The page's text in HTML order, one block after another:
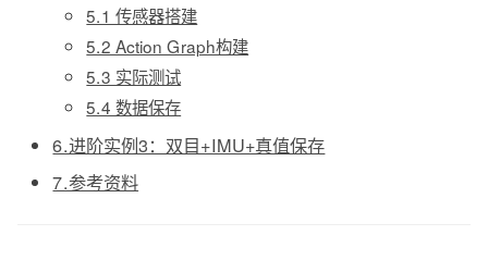
5.1 传感器搭建
5.2 Action Graph构建
5.3 实际测试
5.4 数据保存
6.进阶实例3：双目+IMU+真值保存
7.参考资料